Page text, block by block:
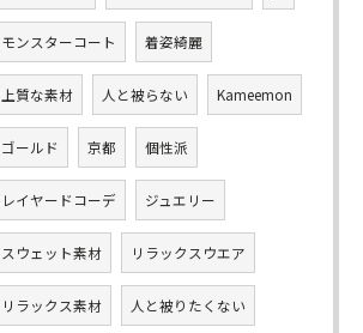
モンスターコート 着姿綺麗
上質な素材 人と被らない Kameemon
ゴールド 京都 個性派
レイヤードコーデ ジュエリー
スウェット素材 リラックスウエア
リラックス素材 人と被りたくない